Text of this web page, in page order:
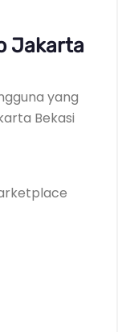
Jakarta
yang
Bekasi